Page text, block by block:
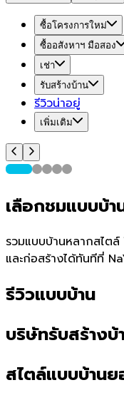
ซื้อโครงการใหม่
ซื้ออสังหาฯ มือสอง
เช่า
รับสร้างบ้าน
รีวิวน่าอยู่
เพิ่มเติม
เลือกชมแบบบ้
รวมแบบบ้านหลากสไต
และก่อสร้างได้ทันทีที่
รีวิวแบบบ้าน
บริษัทรับสร้างบ้
สไตล์แบบบ้าน